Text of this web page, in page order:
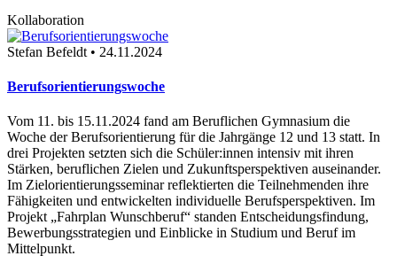
Kollaboration
Stefan Befeldt • 24.11.2024
Berufsorientierungswoche
Vom 11. bis 15.11.2024 fand am Beruflichen Gymnasium die
Woche der Berufsorientierung für die Jahrgänge 12 und 13 statt. In
drei Projekten setzten sich die Schüler:innen intensiv mit ihren
Stärken, beruflichen Zielen und Zukunftsperspektiven auseinander.
Im Zielorientierungsseminar reflektierten die Teilnehmenden ihre
Fähigkeiten und entwickelten individuelle Berufsperspektiven. Im
Projekt „Fahrplan Wunschberuf“ standen Entscheidungsfindung,
Bewerbungsstrategien und Einblicke in Studium und Beruf im
Mittelpunkt.